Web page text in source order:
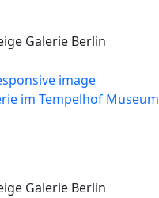
Galerie Berlin
im Tempelhof Museum
Galerie Berlin